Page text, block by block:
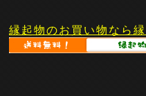
縁起物のお買い物なら